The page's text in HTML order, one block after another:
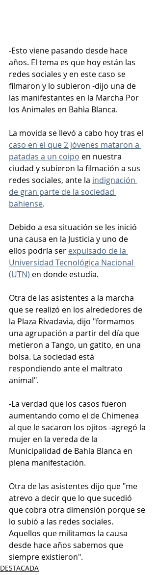
-Esto viene pasando desde hace
años. El tema es que hoy están las
redes sociales y en este caso se
filmaron y lo subieron -dijo una de
las manifestantes en la Marcha Por
los Animales en Bahìa Blanca.
La movida se llevó a cabo hoy tras el
caso en el que 2 jóvenes mataron a
patadas a un coipo en nuestra
ciudad y subieron la filmación a sus
redes sociales, ante la indignación
de gran parte de la sociedad
bahiense.
Debido a esa situación se les inició
una causa en la Justicia y uno de
ellos podría ser expulsado de la
Universidad Tecnológica Nacional
(UTN) en donde estudia.
Otra de las asistentes a la marcha
que se realizó en los alrededores de
la Plaza Rivadavia, dijo "formamos
una agrupación a partir del día que
metieron a Tango, un gatito, en una
bolsa. La sociedad está
respondiendo ante el maltrato
animal".
-La verdad que los casos fueron
aumentando como el de Chimenea
al que le sacaron los ojitos -agregó la
mujer en la vereda de la
Municipalidad de Bahía Blanca en
plena manifestación.
Otra de las asistentes dijo que "me
atrevo a decir que lo que sucedió
que cobra otra dimensión porque se
lo subió a las redes sociales.
Aquellos que militamos la causa
desde hace años sabemos que
siempre existieron".
DESTACADA